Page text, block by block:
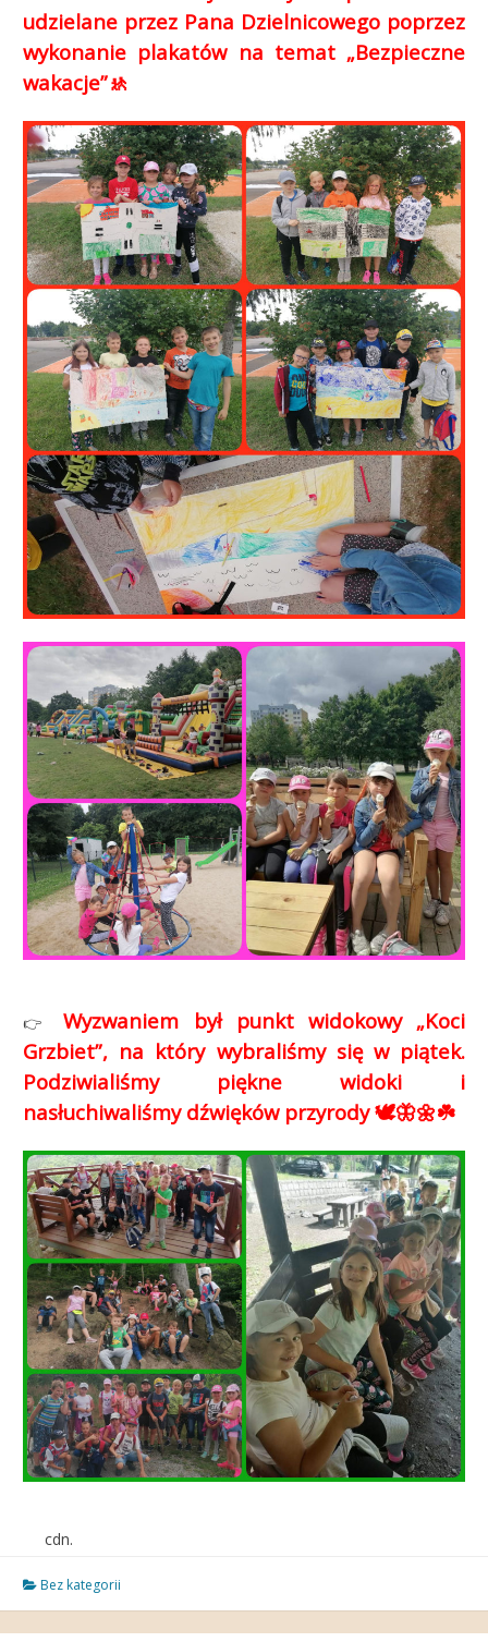
udzielane przez Pana Dzielnicowego poprzez
wykonanie plakatów na temat „Bezpieczne
wakacje”🚸
👉Wyzwaniem był punkt widokowy „Koci
Grzbiet”, na który wybraliśmy się w piątek.
Podziwialiśmy piękne widoki i
nasłuchiwaliśmy dźwięków przyrody 🕊️🦋🌼☘️
cdn.
Bez kategorii